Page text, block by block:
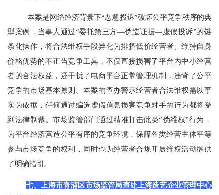
本案是网络经济背景下“恶意投诉”破坏公平竞争秩序的典
型案例，当事人通过“委托第三方—伪造证据—虚假投诉”的链
条化操作，将合法维权手段异化为排挤低价经营者、维持自身
价格优势的不正当竞争工具，不仅直接损害了平台内中小经营
者的合法权益，还干扰了电商平台正常管理机制，违背了公平
竞争的市场基本原则。本案的查办警示经营者合法维权需以事
实为依据，任何通过编造虚假信息损害竞争对手的行为都将受
到法律制裁。市场监管部门通过精准打击此类“伪维权”行为，
为平台经济营造公平有序的竞争环境，保障各类经营主体平等
参与市场竞争的权利，同时也为经营者合规开展维权活动提供
了明确指引。
七、上海市青浦区市场监管局查处上海造艺企业管理中心